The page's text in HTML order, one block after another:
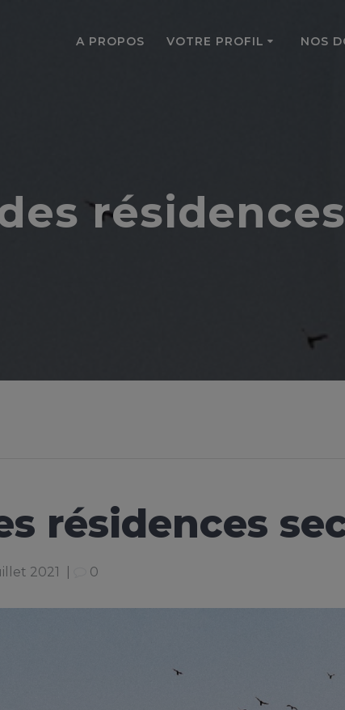
A PROPOS VOTRE PROFIL NOS
résidences
2021 0